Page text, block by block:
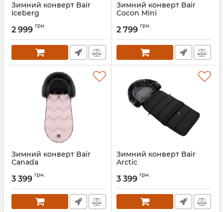
Зимний конверт Bair
Iceberg
2 999 грн.
Зимний конверт Bair
Cocon Mini
2 799 грн.
Зимний конверт Bair
Canada
3 399 грн.
Зимний конверт Bair
Arctic
3 399 грн.